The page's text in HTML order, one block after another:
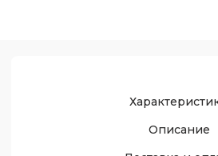
Описание